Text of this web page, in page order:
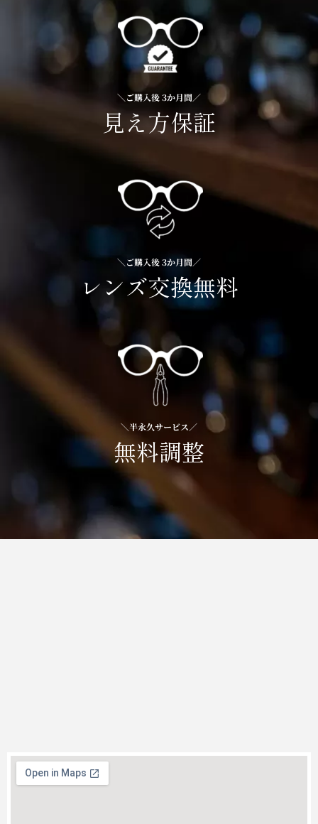
＼ご購入後 3か月間／
見え方保証
＼ご購入後 3か月間／
レンズ交換無料
＼半永久サービス／
無料調整